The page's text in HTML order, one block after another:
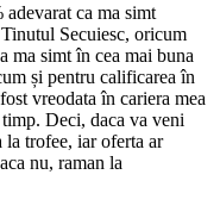
ca ma simt
Secuiesc, oricum
ma simt în cea mai buna
și pentru calificarea în
vreodata în cariera mea
Deci, daca va veni
la trofee, iar oferta ar
nu, raman la